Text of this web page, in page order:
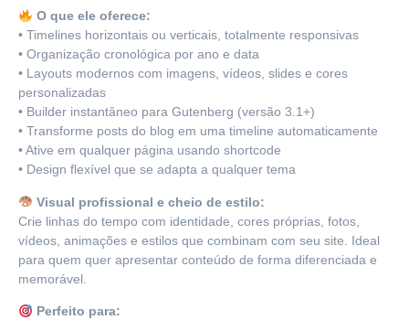
O que ele oferece:
• Timelines horizontais ou verticais, totalmente responsivas
• Organização cronológica por ano e data
• Layouts modernos com imagens, vídeos, slides e cores
personalizadas
• Builder instantâneo para Gutenberg (versão 3.1+)
• Transforme posts do blog em uma timeline automaticamente
• Ative em qualquer página usando shortcode
• Design flexível que se adapta a qualquer tema
Visual profissional e cheio de estilo:
Crie linhas do tempo com identidade, cores próprias, fotos,
vídeos, animações e estilos que combinam com seu site. Ideal
para quem quer apresentar conteúdo de forma diferenciada e
memorável.
Perfeito para: